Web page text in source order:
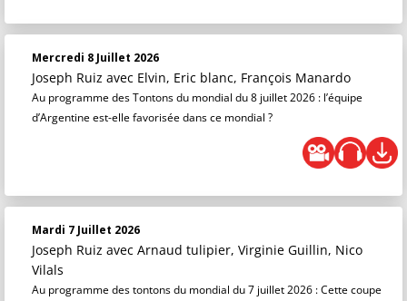
Mercredi 8 Juillet 2026
Joseph Ruiz avec Elvin, Eric blanc, François Manardo
Au programme des Tontons du mondial du 8 juillet 2026 : l’équipe
d’Argentine est-elle favorisée dans ce mondial ?
Mardi 7 Juillet 2026
Joseph Ruiz avec Arnaud tulipier, Virginie Guillin, Nico
Vilals
Au programme des tontons du mondial du 7 juillet 2026 : Cette coupe